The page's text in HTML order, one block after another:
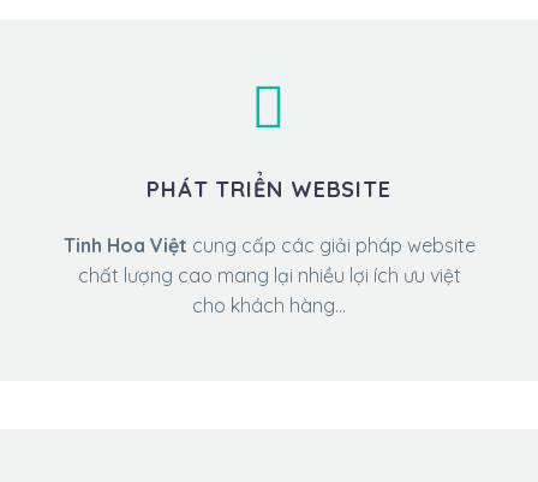
PHÁT TRIỂN WEBSITE
Tinh Hoa Việt cung cấp các giải pháp website
chất lượng cao mang lại nhiều lợi ích ưu việt
cho khách hàng…